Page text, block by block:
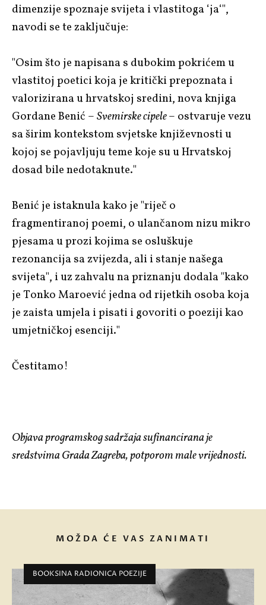
dimenzije spoznaje svijeta i vlastitoga ‘ja‘",
navodi se te zaključuje:
"Osim što je napisana s dubokim pokrićem u
vlastitoj poetici koja je kritički prepoznata i
valorizirana u hrvatskoj sredini, nova knjiga
Gordane Benić –Svemirske cipele– ostvaruje vezu
sa širim kontekstom svjetske književnosti u
kojoj se pojavljuju teme koje su u Hrvatskoj
dosad bile nedotaknute."
Benić je istaknula kako je "riječ o
fragmentiranoj poemi, o ulančanom nizu mikro
pjesama u prozi kojima se osluškuje
rezonancija sa zvijezda, ali i stanje našega
svijeta", i uz zahvalu na priznanju dodala "kako
je Tonko Maroević jedna od rijetkih osoba koja
je zaista umjela i pisati i govoriti o poeziji kao
umjetničkoj esenciji."
Čestitamo!
Objava programskog sadržaja sufinancirana je
sredstvima Grada Zagreba, potporom male vrijednosti.
MOŽDA ĆE VAS ZANIMATI
BOOKSINA RADIONICA POEZIJE